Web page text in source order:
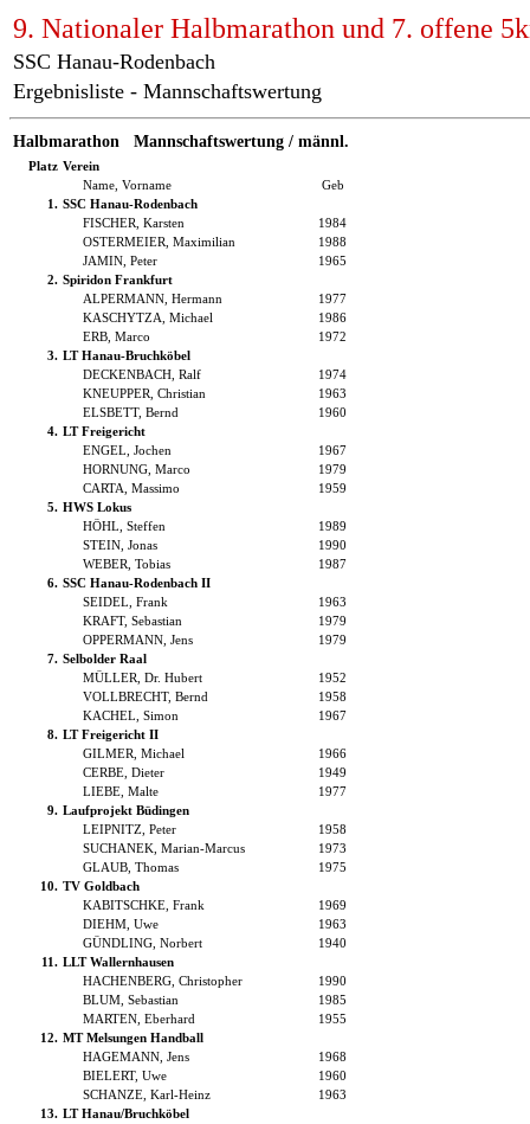
9. Nationaler Halbmarathon und 7. offene
SSC Hanau-Rodenbach
Ergebnisliste - Mannschaftswertung
Halbmarathon Mannschaftswertung / männl.
Platz Verein
Name, Vorname
Geb
1. SSC Hanau-Rodenbach
FISCHER, Karsten
1984
OSTERMEIER, Maximilian
1988
JAMIN, Peter
1965
2. Spiridon Frankfurt
ALPERMANN, Hermann
1977
KASCHYTZA, Michael
1986
ERB, Marco
1972
3. LT Hanau-Bruchköbel
DECKENBACH, Ralf
1974
KNEUPPER, Christian
1963
ELSBETT, Bernd
1960
4. LT Freigericht
ENGEL, Jochen
1967
HORNUNG, Marco
1979
CARTA, Massimo
1959
5. HWS Lokus
HÖHL, Steffen
1989
STEIN, Jonas
1990
WEBER, Tobias
1987
6. SSC Hanau-Rodenbach II
SEIDEL, Frank
1963
KRAFT, Sebastian
1979
OPPERMANN, Jens
1979
7. Selbolder Raal
MÜLLER, Dr. Hubert
1952
VOLLBRECHT, Bernd
1958
KACHEL, Simon
1967
8. LT Freigericht II
GILMER, Michael
1966
CERBE, Dieter
1949
LIEBE, Malte
1977
9. Laufprojekt Büdingen
LEIPNITZ, Peter
1958
SUCHANEK, Marian-Marcus
1973
GLAUB, Thomas
1975
10. TV Goldbach
KABITSCHKE, Frank
1969
DIEHM, Uwe
1963
GÜNDLING, Norbert
1940
11. LLT Wallernhausen
HACHENBERG, Christopher
1990
BLUM, Sebastian
1985
MARTEN, Eberhard
1955
12. MT Melsungen Handball
HAGEMANN, Jens
1968
BIELERT, Uwe
1960
SCHANZE, Karl-Heinz
1963
13. LT Hanau/Bruchköbel